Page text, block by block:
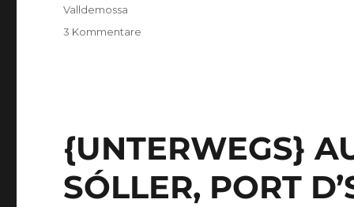
Valldemossa
3 Kommentare
de
Valldemossa,
Cala
d’Estellencs
{UNTERWEGS}
SÓLLER, PORT